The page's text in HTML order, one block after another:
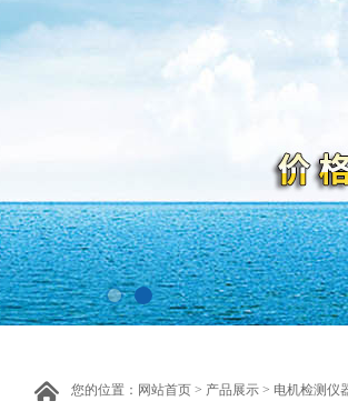
您的位置： 网站首页 > 产品展示 > 电机检测仪